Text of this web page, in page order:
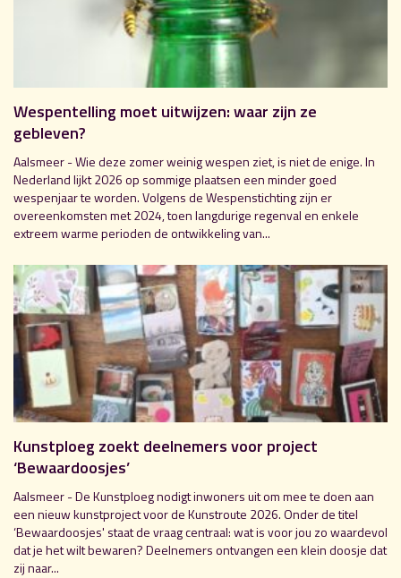
Wespentelling moet uitwijzen: waar zijn ze
gebleven?
Aalsmeer - Wie deze zomer weinig wespen ziet, is niet de enige. In
Nederland lijkt 2026 op sommige plaatsen een minder goed
wespenjaar te worden. Volgens de Wespenstichting zijn er
overeenkomsten met 2024, toen langdurige regenval en enkele
extreem warme perioden de ontwikkeling van...
Kunstploeg zoekt deelnemers voor project
‘Bewaardoosjes’
Aalsmeer - De Kunstploeg nodigt inwoners uit om mee te doen aan
een nieuw kunstproject voor de Kunstroute 2026. Onder de titel
‘Bewaardoosjes' staat de vraag centraal: wat is voor jou zo waardevol
dat je het wilt bewaren? Deelnemers ontvangen een klein doosje dat
zij naar...